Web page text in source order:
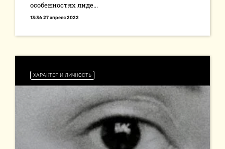
особенностях лиде...
13:36 27 апреля 2022
ХАРАКТЕР И ЛИЧНОСТЬ